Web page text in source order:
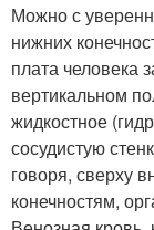
Можно с
нижних
плата человека
вертикальном
жидкостное
сосудистую
говоря, сверху
конечностям,